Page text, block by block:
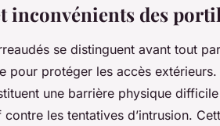
inconvénients des
se distinguent avant tout
pour protéger les accès
une barrière physique
contre les tentatives d’intrusion.